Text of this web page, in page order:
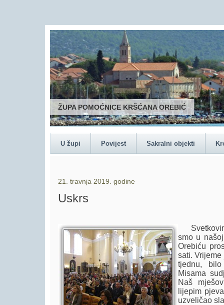
ŽUPA POMOĆNICE KRŠĆANA OREBIĆ
U župi Povijest Sakralni objekti
21. travnja 2019. godine
Uskrs
smo u
Orebiću
sati.
tjednu,
Misama
Naš
lijepim
uzveličao